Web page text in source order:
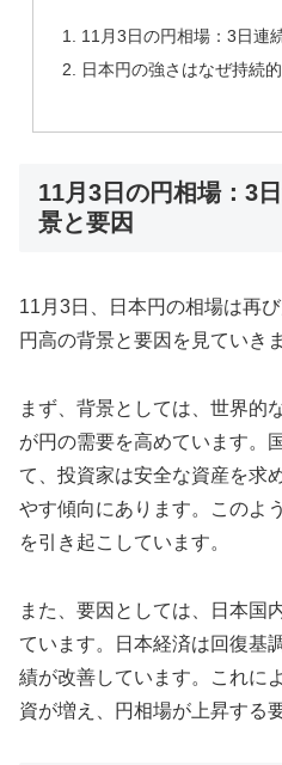
11月3日の円相場：3日連
日本円の強さはなぜ持続
11月3日の円相場：3
景と要因
11月3日、日本円の相場は再
円高の背景と要因を見ていき
まず、背景としては、世界的
が円の需要を高めています。
て、投資家は安全な資産を求
やす傾向にあります。このよ
を引き起こしています。
また、要因としては、日本国
ています。日本経済は回復基
績が改善しています。これに
資が増え、円相場が上昇する